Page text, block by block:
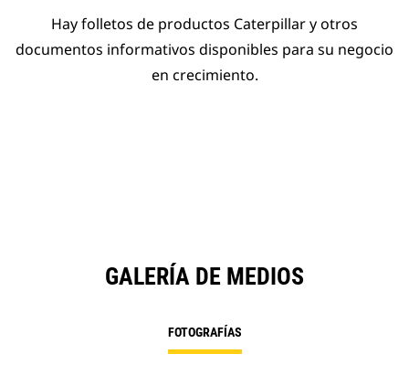
Hay folletos de productos Caterpillar y otros
documentos informativos disponibles para su negocio
en crecimiento.
GALERÍA DE MEDIOS
FOTOGRAFÍAS